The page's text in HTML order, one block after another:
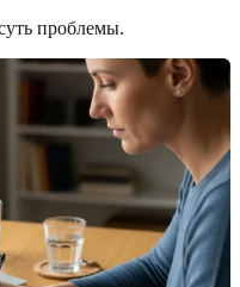
проблемы.